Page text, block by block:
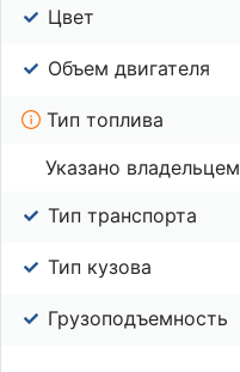
Цвет
Объем двигателя
Тип топлива
Указано владельцем
Тип транспорта
Тип кузова
Грузоподъемность